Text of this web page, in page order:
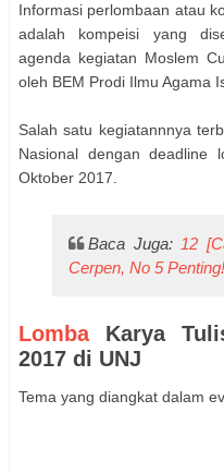
Informasi perlombaan atau
adalah kompeisi yang
agenda kegiatan Moslem
oleh BEM Prodi Ilmu Agama
Salah satu kegiatannnya
Nasional dengan deadline
Oktober 2017.
Baca Juga: 12
Cerpen, No 5 Penting!
LombaKarya
2017 di UNJ
Tema yang diangkat dalam